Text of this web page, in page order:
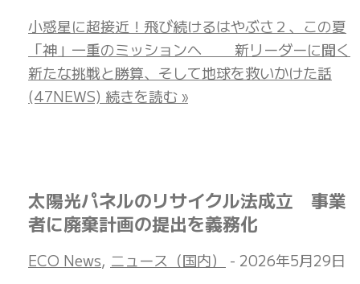
小惑星に超接近！飛び続けるはやぶさ２、この夏
「神」一重のミッションへ 新リーダーに聞く
新たな挑戦と勝算、そして地球を救いかけた話
(47NEWS) 続きを読む »
太陽光パネルのリサイクル法成立 事業
者に廃棄計画の提出を義務化
ECO News, ニュース（国内） - 2026年5月29日